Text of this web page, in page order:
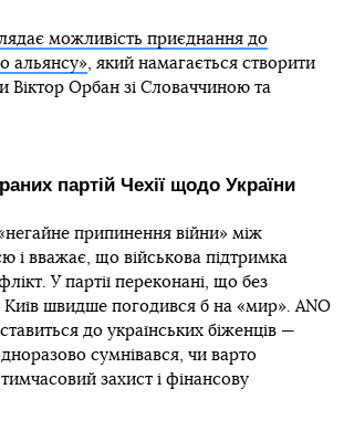
можливість приєднання до
альянсу», який намагається створити
Віктор Орбан зі Словаччиною та
партій Чехії щодо України
припинення війни» між
і вважає, що військова підтримка
У партії переконані, що без
швидше погодився б на «мир». ANO
до українських біженців —
сумнівався, чи варто
захист і фінансову